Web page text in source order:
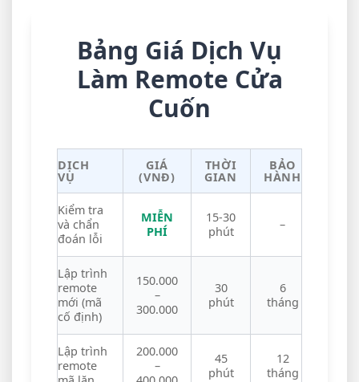
Bảng Giá Dịch Vụ
Làm Remote Cửa
Cuốn
DỊCH
VỤ
GIÁ
(VNĐ)
THỜI
GIAN
BẢO
HÀNH
Kiểm tra
và chẩn
đoán lỗi
MIỄN
PHÍ
15-30
phút
–
Lập trình
remote
mới (mã
cố định)
150.000
–
300.000
30
phút
6
tháng
Lập trình
remote
200.000
–
45
phút
12
tháng